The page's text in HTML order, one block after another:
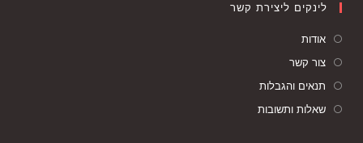
לינקים ליצירת קשר
אודות
צור קשר
תנאים והגבלות
שאלות ותשובות